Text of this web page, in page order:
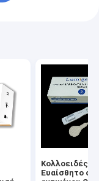
Κολλοειδές
Ευαίσθητο